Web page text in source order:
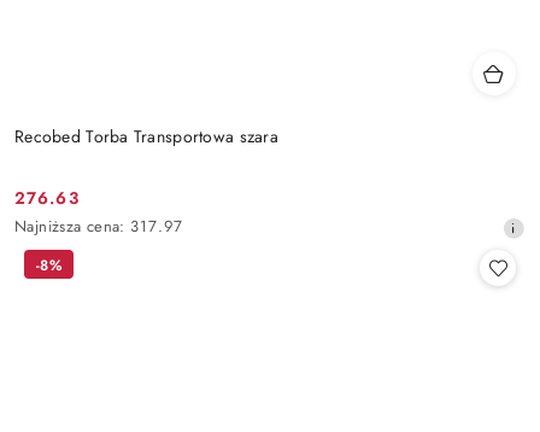
Recobed Torba Transportowa szara
Cena
promocyjna:
276.63
Najniższa
cena
Najniższa cena: 317.97
-8%